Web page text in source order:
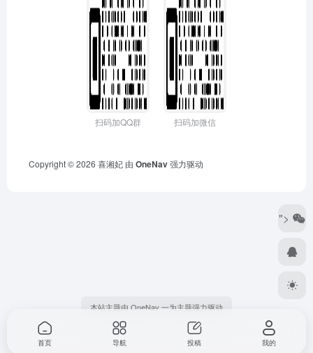
扫码加QQ群 扫码加微信
Copyright © 2026 喜湘妃 由 OneNav强力驱动
">
首页 导航 投稿 我的
本站主题由 OneNav 一为主题强力驱动